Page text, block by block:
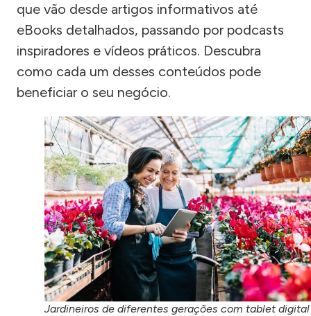
que vão desde artigos informativos até
eBooks detalhados, passando por podcasts
inspiradores e vídeos práticos. Descubra
como cada um desses conteúdos pode
beneficiar o seu negócio.
Jardineiros de diferentes gerações com tablet digital